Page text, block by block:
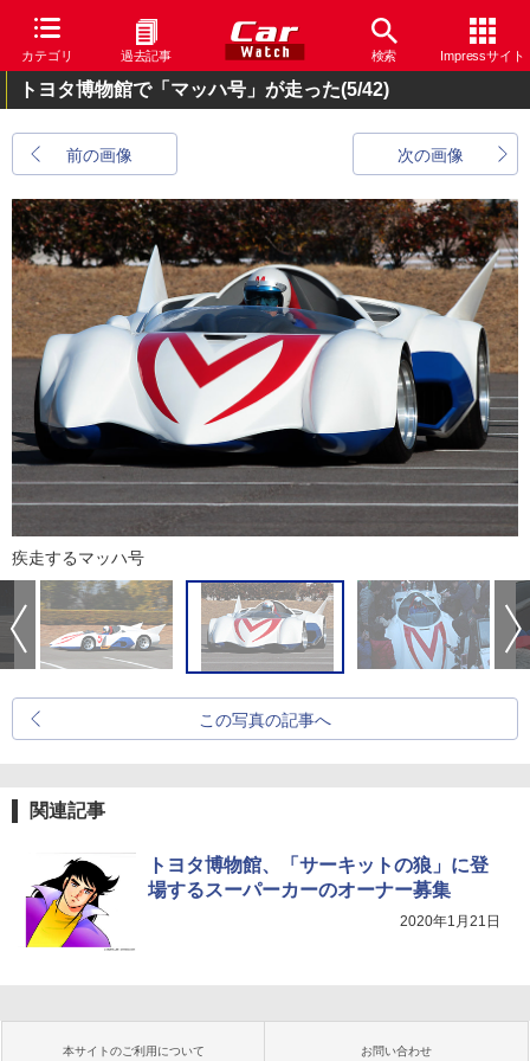
カテゴリ 過去記事 検索 Impressサイト
トヨタ博物館で「マッハ号」が走った(5/42)
前の画像 次の画像
疾走するマッハ号
この写真の記事へ
関連記事
トヨタ博物館、「サーキットの狼」に登
場するスーパーカーのオーナー募集
2020年1月21日
本サイトのご利用について お問い合わせ